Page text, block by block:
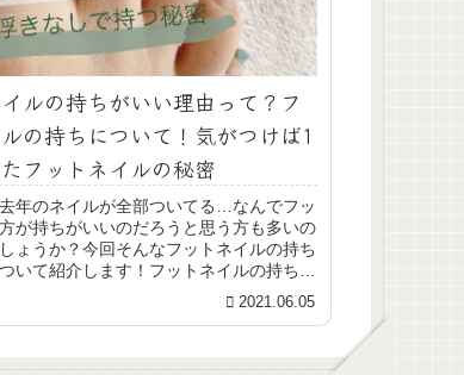
ルの持ちがいい理由って？フ
の持ちについて！気がつけば1
フットネイルの秘密
年のネイルが全部ついてる…なんでフッ
が持ちがいいのだろうと思う方も多いの
ょうか？今回そんなフットネイルの持ち
いて紹介します！フットネイルの持ちっ
い？フットネイルの持ちは伸ばそうと思
2021.06.05